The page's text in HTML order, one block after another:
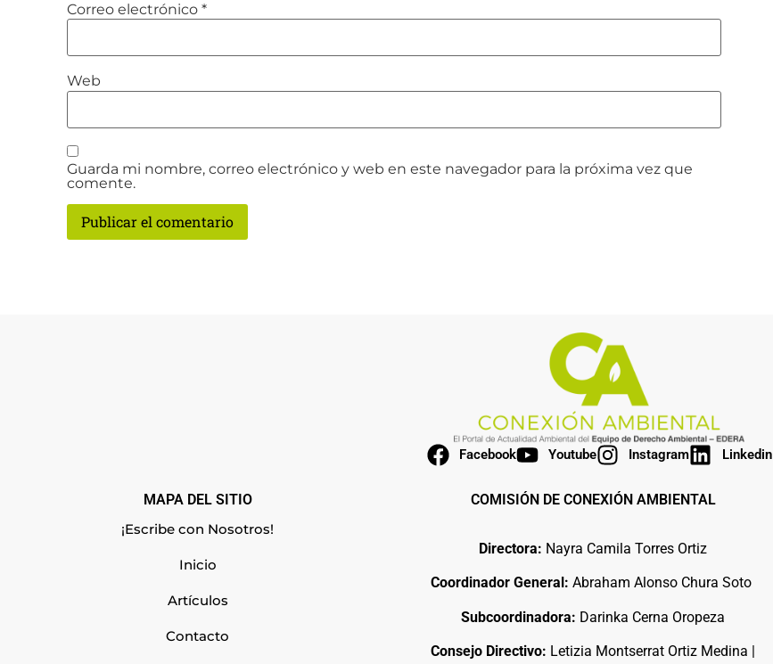
Correo electrónico *
Web
Guarda mi nombre, correo electrónico y web en este navegador para la próxima vez que
comente.
Facebook Youtube Instagram Linkedin
MAPA DEL SITIO
¡Escribe con Nosotros!
Inicio
Artículos
Contacto
COMISIÓN DE CONEXIÓN AMBIENTAL
Directora: Nayra Camila Torres Ortiz
Coordinador General:Abraham Alonso Chura Soto
Subcoordinadora: Darinka Cerna Oropeza
Consejo Directivo: Letizia Montserrat Ortiz Medina |